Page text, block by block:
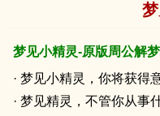
梦见小精灵-原版周公解梦
· 梦见小精灵，你将获得
· 梦见精灵，不管你从事